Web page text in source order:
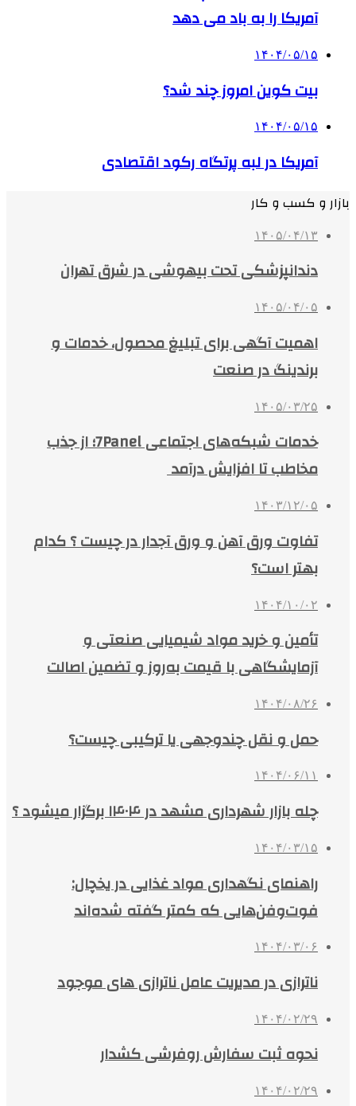
آمریکا را به باد می دهد
۱۴۰۴/۰۵/۱۵
بیت کوین امروز چند شد؟
۱۴۰۴/۰۵/۱۵
آمریکا در لبه پرتگاه رکود اقتصادی
بازار و کسب و کار
۱۴۰۵/۰۴/۱۳
دندانپزشکی تحت بیهوشی در شرق تهران
۱۴۰۵/۰۴/۰۵
اهمیت آگهی برای تبلیغ محصول، خدمات و
برندینگ در صنعت
۱۴۰۵/۰۳/۲۵
خدمات شبکه‌های اجتماعی 7Panel؛ از جذب
مخاطب تا افزایش درآمد
۱۴۰۳/۱۲/۰۵
تفاوت ورق آهن و ورق آجدار در چیست ؟ کدام
بهتر است؟
۱۴۰۴/۱۰/۰۲
تأمین و خرید مواد شیمیایی صنعتی و
آزمایشگاهی با قیمت به‌روز و تضمین اصالت
۱۴۰۴/۰۸/۲۶
حمل و نقل چندوجهی یا ترکیبی چیست؟
۱۴۰۴/۰۶/۱۱
چله بازار شهرداری مشهد در ۱۴۰۴ برگزار میشود ؟
۱۴۰۴/۰۳/۱۵
راهنمای نگهداری مواد غذایی در یخچال:
فوت‌وفن‌هایی که کمتر گفته شده‌اند
۱۴۰۴/۰۳/۰۶
ناترازی در مدیریت عامل ناترازی های موجود
۱۴۰۴/۰۲/۲۹
نحوه ثبت سفارش روفرشی کشدار
۱۴۰۴/۰۲/۲۹